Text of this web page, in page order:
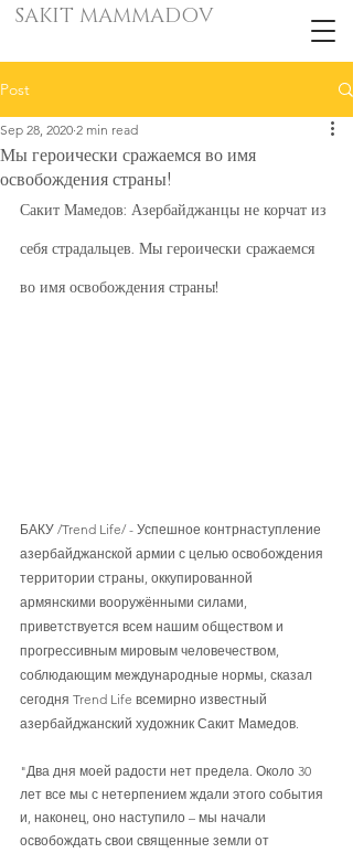
SAKIT MAMMADOV
Post
Мы героически сражаемся во имя
освобождения страны!
Sep 28, 2020 2 min read
Сакит Мамедов: Азербайджанцы не корчат из
себя страдальцев. Мы героически сражаемся
во имя освобождения страны!
БАКУ /Trend Life/ - Успешное контрнаступление
азербайджанской армии с целью освобождения
территории страны, оккупированной
армянскими вооружёнными силами,
приветствуется всем нашим обществом и
прогрессивным мировым человечеством,
соблюдающим международные нормы, сказал
сегодня Trend Life всемирно известный
азербайджанский художник Сакит Мамедов.
"Два дня моей радости нет предела. Около 30
лет все мы с нетерпением ждали этого события
и, наконец, оно наступило – мы начали
освобождать свои священные земли от